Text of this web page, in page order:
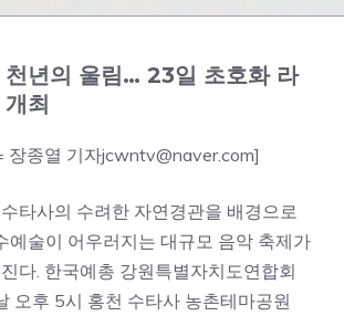
천년의 울림… 23일 초호화 라
최
장종열 기자jcwntv@naver.com]
타사의 수려한 자연경관을 배경으로
예술이 어우러지는 대규모 음악 축제가
다. 한국예총 강원특별자치도연합회
오후 5시 홍천 수타사 농촌테마공원